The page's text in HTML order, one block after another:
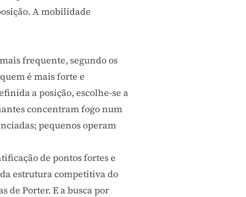
A mobilidade
frequente, segundo os
é mais forte e
a posição, escolhe-se a
concentram fogo num
pequenos operam
de pontos fortes e
estrutura competitiva do
de Porter. E a busca por